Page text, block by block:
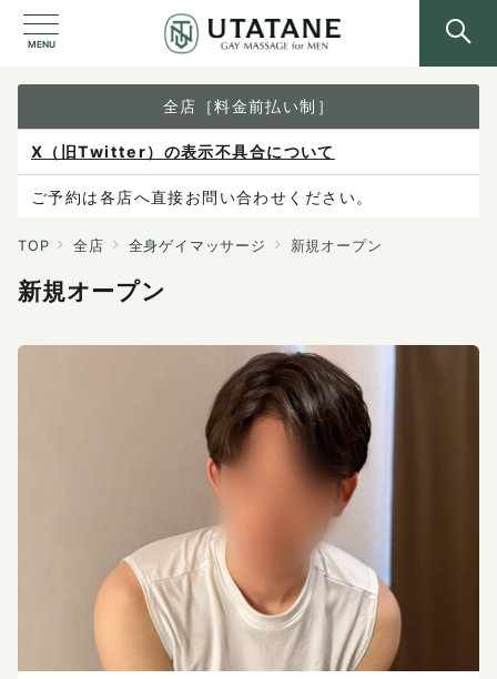
MENU
全店［料金前払い制］
X（旧Twitter）の表示不具合について
ご予約は各店へ直接お問い合わせください。
料金は当日施術前にお支払いください。
感染症防止対策について
TOP 全店 全身ゲイマッサージ 新規オープン
新規オープン